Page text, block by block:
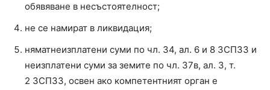
обявяване в несъстоятелност;
не се намират в ликвидация;
няматнеизплатени суми по чл. 34, ал. 6 и 8 ЗСПЗЗ и
неизплатени суми за земите по чл. 37в, ал. 3, т.
2 ЗСПЗЗ, освен ако компетентният орган е